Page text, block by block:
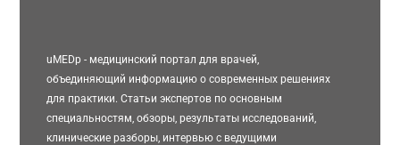
uMEDp - медицинский портал для врачей,
объединяющий информацию о современных решениях
для практики. Статьи экспертов по основным
специальностям, обзоры, результаты исследований,
клинические разборы, интервью с ведущими